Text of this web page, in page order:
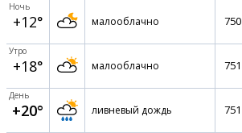
Ночь
+12° малооблачно 750
Утро
+18° малооблачно 751
День
+20° ливневый дождь 751